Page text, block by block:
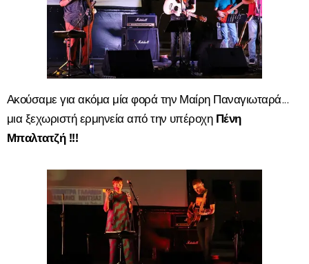
Ακούσαμε για ακόμα μία φορά την Μαίρη Παναγιωταρά...
μια ξεχωριστή ερμηνεία από την υπέροχη Πένη
Μπαλτατζή !!!